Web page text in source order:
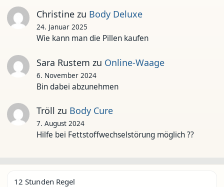
Christinezu Body Deluxe
24. Januar 2025
Wie kann man die Pillen kaufen
Sara Rustem zu Online-Waage
6. November 2024
Bin dabei abzunehmen
Tröll zu Body Cure
7. August 2024
Hilfe bei Fettstoffwechselstörung möglich ??
12 Stunden Regel